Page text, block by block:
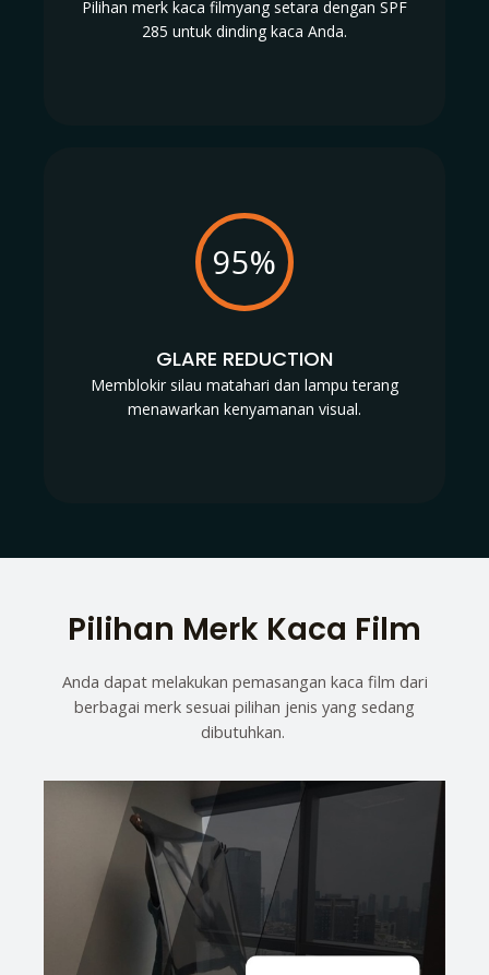
Pilihan merk kaca filmyang setara dengan SPF
285 untuk dinding kaca Anda.
95%
GLARE REDUCTION
Memblokir silau matahari dan lampu terang
menawarkan kenyamanan visual.
Pilihan Merk Kaca Film
Anda dapat melakukan pemasangan kaca film dari
berbagai merk sesuai pilihan jenis yang sedang
dibutuhkan.